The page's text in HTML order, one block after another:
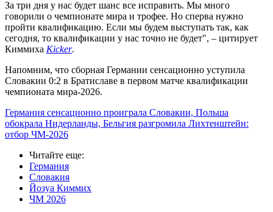
За три дня у нас будет шанс все исправить. Мы много
говорили о чемпионате мира и трофее. Но сперва нужно
пройти квалификацию. Если мы будем выступать так, как
сегодня, то квалификации у нас точно не будет", – цитирует
Киммиха Kicker.
Напомним, что сборная Германии сенсационно уступила
Словакии 0:2 в Братиславе в первом матче квалификации
чемпионата мира-2026.
Германия сенсационно проиграла Словакии, Польша
обокрала Нидерланды, Бельгия разгромила Лихтенштейн:
отбор ЧМ-2026
Читайте еще:
Германия
Словакия
Йозуа Киммих
ЧМ 2026